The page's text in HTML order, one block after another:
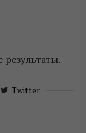
результаты.
Twitter